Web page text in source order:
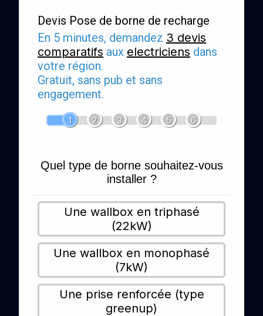
Devis Pose de borne de recharge
En 5 minutes, demandez 3 devis
comparatifs aux electriciens dans
votre région.
Gratuit, sans pub et sans
engagement.
1 2 3 4 5 6
Quel type de borne souhaitez-vous
installer ?
Une wallbox en triphasé
(22kW)
Une wallbox en monophasé
(7kW)
Une prise renforcée (type
greenup)